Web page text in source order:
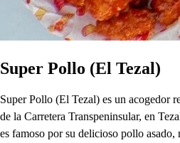
Super Pollo (El Tezal)
Super Pollo (El Tezal) es un acogedor
de la Carretera Transpeninsular, en
es famoso por su delicioso pollo asado,